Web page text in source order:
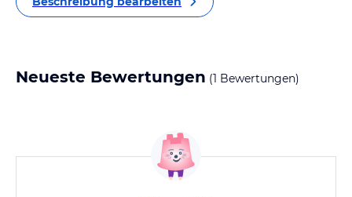
Neueste Bewertungen (1 Bewertungen)